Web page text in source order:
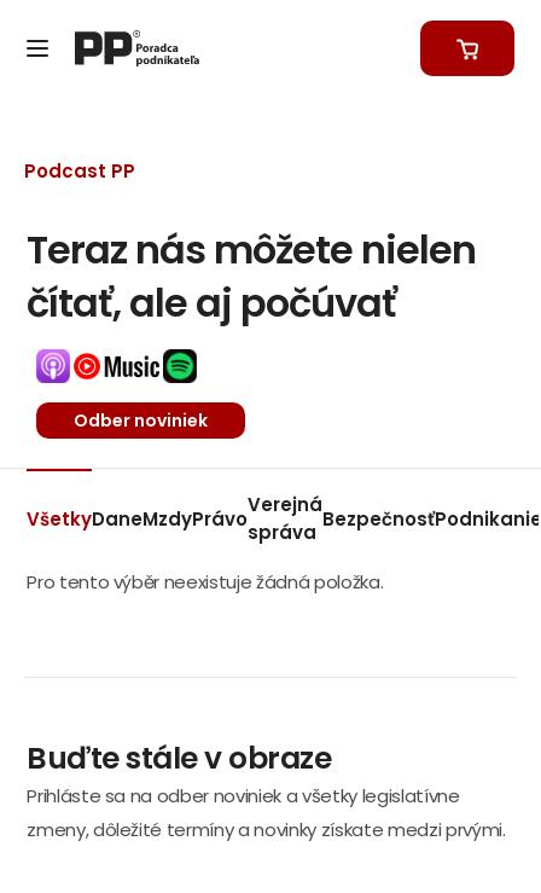
Podcast PP
Teraz nás môžete nielen
čítať, ale aj počúvať
Odber noviniek
VšetkyDaneMzdyPrávo
Verejná
správa
Bezpečnosť
Pro tento výběr neexistuje žádná položka.
Buďte stále v obraze
Prihláste sa na odber noviniek a všetky legislatívne
zmeny, dôležité termíny a novinky získate medzi prvými.